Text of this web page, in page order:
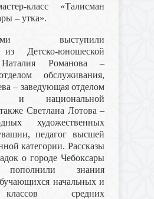
класс «Талисман
– утка».
выступили
из Детско-юношеской
Наталия Романова –
обслуживания,
– заведующая отделом
и национальной
Светлана Лотова –
художественных
педагог высшей
категории. Рассказы
о городе Чебоксары
пополнили знания
начальных и
средних